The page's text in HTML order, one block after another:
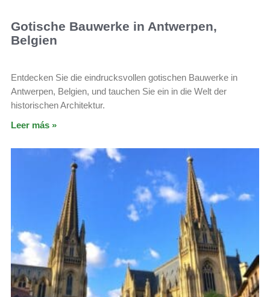
Gotische Bauwerke in Antwerpen,
Belgien
Entdecken Sie die eindrucksvollen gotischen Bauwerke in
Antwerpen, Belgien, und tauchen Sie ein in die Welt der
historischen Architektur.
Leer más »